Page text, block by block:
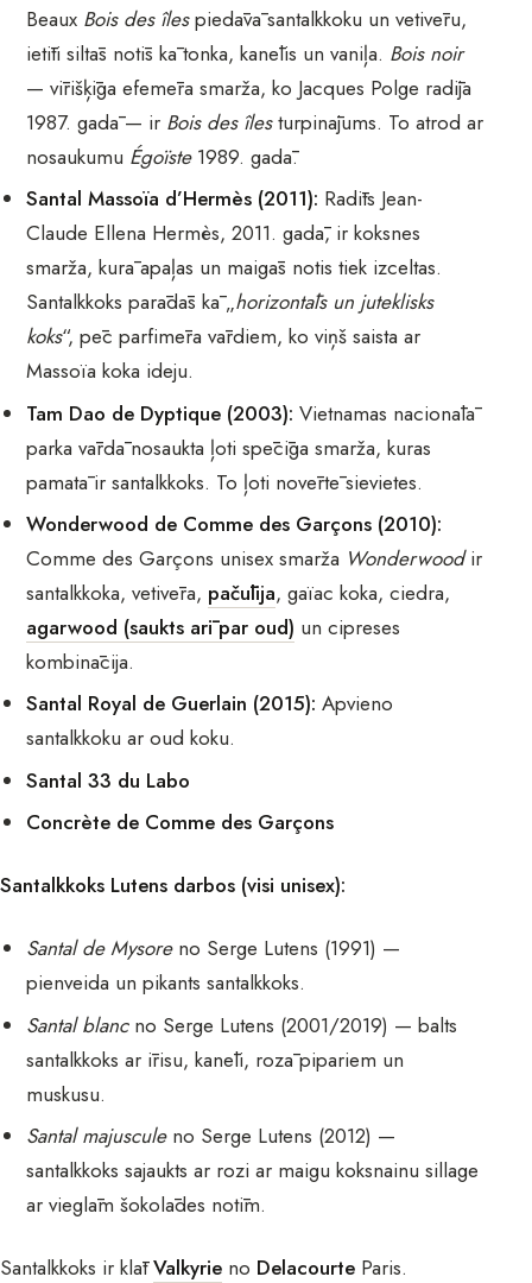
Beaux Bois des îlespiedāvā santalkkoku un vetivēru,
ietīti siltās notīs kā tonka, kanēlis un vaniļa. Bois noir
— vīrišķīga efemēra smarža, ko Jacques Polge radīja
1987. gadā — ir Bois des îlesturpinājums. To atrod ar
nosaukumu Égoïste1989. gadā.
Santal Massoïa d’Hermès (2011): Radīts Jean-
Claude Ellena Hermès, 2011. gadā, ir koksnes
smarža, kurā apaļas un maigās notis tiek izceltas.
Santalkkoks parādās kā „horizontāls un juteklisks
koks“, pēc parfimēra vārdiem, ko viņš saista ar
Massoïa koka ideju.
Tam Dao de Dyptique (2003): Vietnamas nacionālā
parka vārdā nosaukta ļoti spēcīga smarža, kuras
pamatā ir santalkkoks. To ļoti novērtē sievietes.
Wonderwood de Comme des Garçons (2010):
Comme des Garçons unisex smarža Wonderwoodir
santalkkoka, vetivēra, pačūlija, gaïac koka, ciedra,
agarwood (saukts arī par oud) un cipreses
kombinācija.
Santal Royal de Guerlain (2015): Apvieno
santalkkoku ar oud koku.
Santal 33 du Labo
Concrète de Comme des Garçons
Santalkkoks Lutens darbos (visi unisex):
Santal de Mysoreno Serge Lutens (1991) —
pienveida un pikants santalkkoks.
Santal blancno Serge Lutens (2001/2019) — balts
santalkkoks ar īrisu, kanēli, rozā pipariem un
muskusu.
Santal majusculeno Serge Lutens (2012) —
santalkkoks sajaukts ar rozi ar maigu koksnainu sillage
ar vieglām šokolādes notīm.
Santalkkoks ir klātValkyrie no Delacourte Paris.